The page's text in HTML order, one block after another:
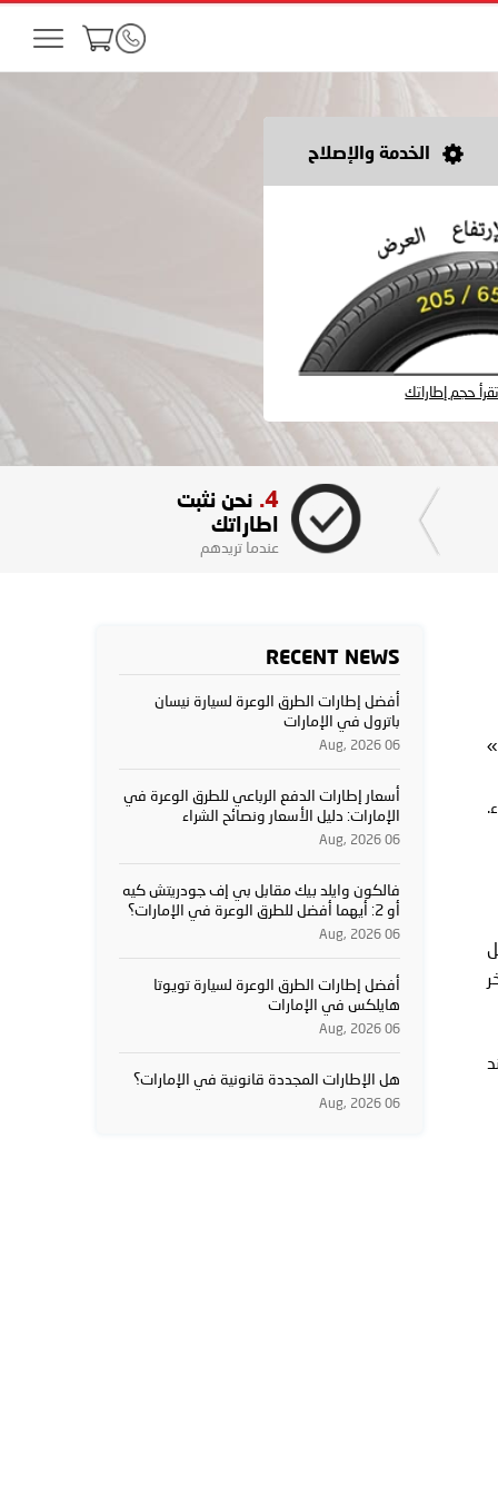
الخدمة والإصلاح
حجم إطاراتك
4. نحن نثبت
اطاراتك
عندما تريدهم
RECENT NEWS
أفضل إطارات الطرق الوعرة لسيارة نيسان
باترول في الإمارات
06 Aug, 2026
أسعار إطارات الدفع الرباعي للطرق الوعرة في
الإمارات: دليل الأسعار ونصائح الشراء
06 Aug, 2026
فالكون وايلد بيك مقابل بي إف جودريتش كيه
أو 2: أيهما أفضل للطرق الوعرة في الإمارات؟
06 Aug, 2026
أفضل إطارات الطرق الوعرة لسيارة تويوتا
هايلكس في الإمارات
06 Aug, 2026
هل الإطارات المجددة قانونية في الإمارات؟
06 Aug, 2026
»
فاخر